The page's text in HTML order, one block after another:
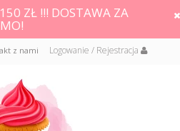
ZŁ !!! DOSTAWA ZA
Logowanie / Rejestracja
z nami